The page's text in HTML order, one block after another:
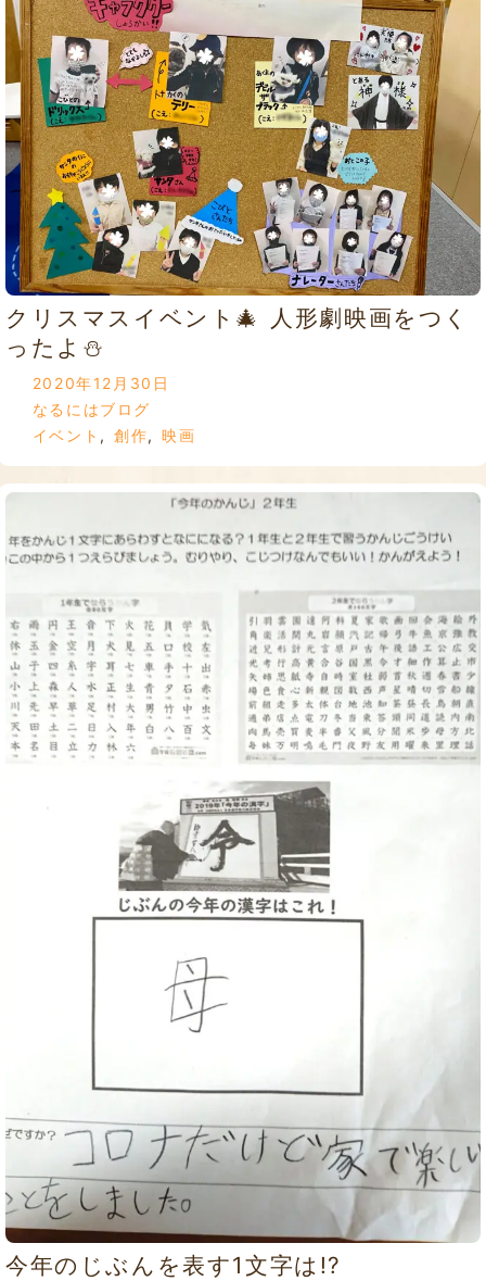
クリスマスイベント🎄 人形劇映画をつく
ったよ⛄
2020年12月30日
なるにはブログ
イベント , 創作, 映画
今年のじぶんを表す1文字は!?